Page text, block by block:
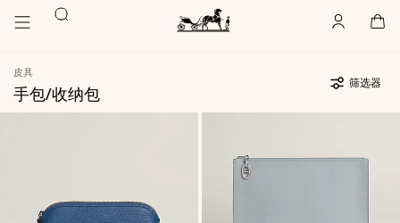
往
容
往
览
搜
账
离 购
空
皮具
手包/收纳包
81
更
筛选器
产